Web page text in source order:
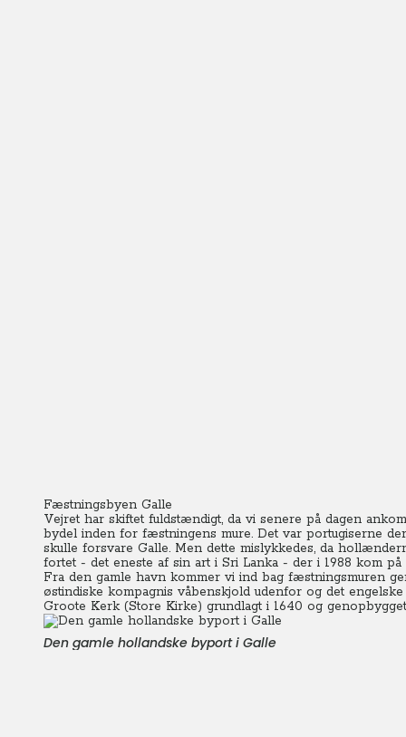
Fæstningsbyen Galle
Vejret har skiftet fuldstændigt, da vi senere på dagen
bydel inden for fæstningens mure. Det var portugiserne
skulle forsvare Galle. Men dette mislykkedes, da
fortet - det eneste af sin art i Sri Lanka - der i 1988 kom
Fra den gamle havn kommer vi ind bag fæstningsmuren
østindiske kompagnis våbenskjold udenfor og det
Groote Kerk (Store Kirke) grundlagt i 1640 og
Den gamle hollandske byport i Galle